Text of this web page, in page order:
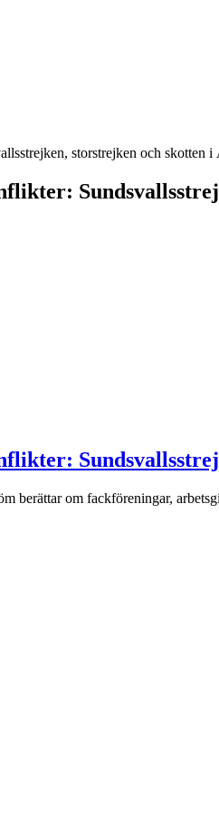
storstrejken och skotten i
berättar om fackföreningar,